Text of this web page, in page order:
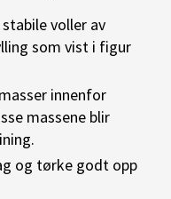
voller av
som vist i figur
innenfor
massene blir
og tørke godt opp